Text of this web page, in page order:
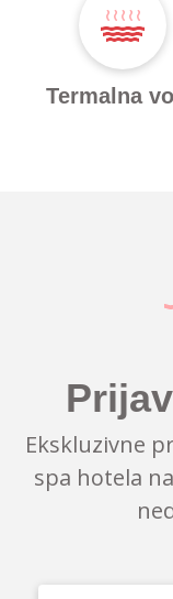
Termalna
Ekskluzivne
spa hotela